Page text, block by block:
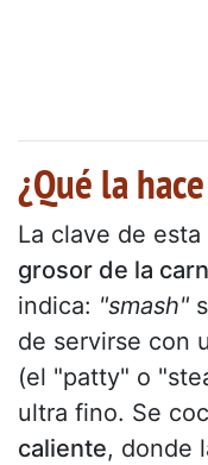
¿Qué la
La clave de
grosor de la
indica: "smash"
de servirse con
(el "patty" o
ultra fino. Se
caliente, donde